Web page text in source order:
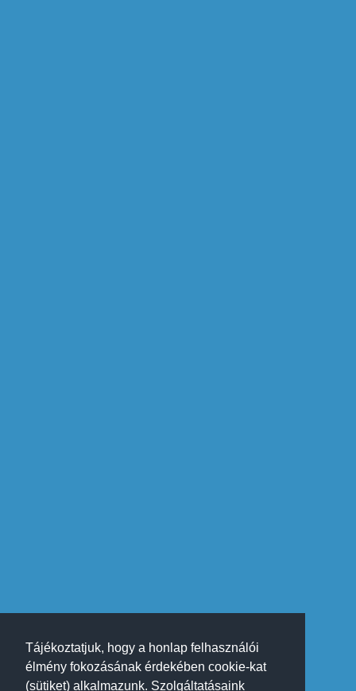
Tájékoztatjuk, hogy a honlap felhasználói
élmény fokozásának érdekében cookie-kat
(sütiket) alkalmazunk. Szolgáltatásaink